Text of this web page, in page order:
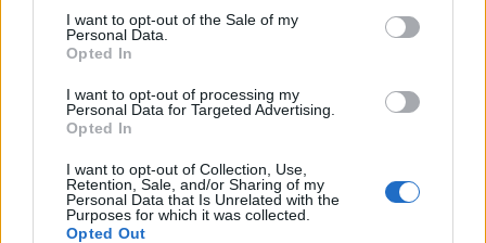
consent section.
I want to opt-out of the Sale of my
Personal Data.
Opted In
I want to opt-out of processing my
Personal Data for Targeted Advertising.
Opted In
I want to opt-out of Collection, Use,
Retention, Sale, and/or Sharing of my
Personal Data that Is Unrelated with the
Purposes for which it was collected.
Opted Out